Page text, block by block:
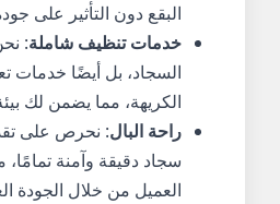
البقع دون التأثير على
خدمات تنظيف شاملة:
السجاد، بل أيضًا خدمات
الكريهة، مما يضمن لك
راحة البال: نحرص على
سجاد دقيقة وآمنة
العميل من خلال الجودة